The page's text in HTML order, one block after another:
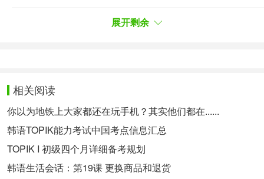
此前网上流传着，厉旭与Ari在ins上秀恩爱、厉旭给
며 "내가 한 행동들이엘프(팬덤명) 여러분들을 아프
게 하고 상처를 줬다. 못난 저를 사랑해 주시고 믿어
주셨는데 미안한 마음뿐”이라고 팬들에게 미안함을
전했다.
厉旭向粉丝传达了歉意：“我从未说过这些传得像真
的一样的令人误解的传言，甚至连想都没想过，这些
展开剩余
相关阅读
你以为地铁上大家都还在玩手机？其实他们都在......
韩语TOPIK能力考试中国考点信息汇总
TOPIK I 初级四个月详细备考规划
韩语生活会话：第19课 更换商品和退货